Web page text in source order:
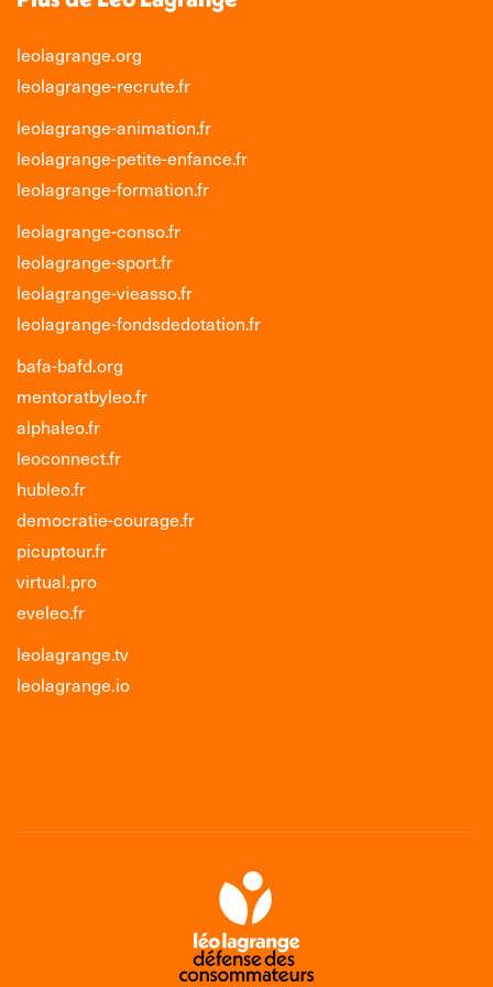
leolagrange.org
leolagrange-recrute.fr
leolagrange-animation.fr
leolagrange-petite-enfance.fr
leolagrange-formation.fr
leolagrange-conso.fr
leolagrange-sport.fr
leolagrange-vieasso.fr
leolagrange-fondsdedotation.fr
bafa-bafd.org
mentoratbyleo.fr
alphaleo.fr
leoconnect.fr
hubleo.fr
democratie-courage.fr
picuptour.fr
virtual.pro
eveleo.fr
leolagrange.tv
leolagrange.io